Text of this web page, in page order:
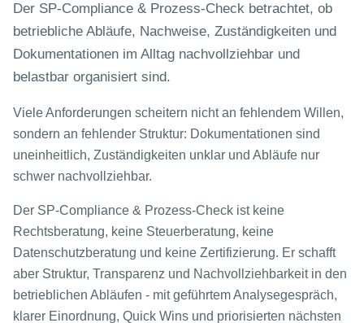
Der SP-Compliance & Prozess-Check betrachtet, ob
betriebliche Abläufe, Nachweise, Zuständigkeiten und
Dokumentationen im Alltag nachvollziehbar und
belastbar organisiert sind.
Viele Anforderungen scheitern nicht an fehlendem Willen,
sondern an fehlender Struktur: Dokumentationen sind
uneinheitlich, Zuständigkeiten unklar und Abläufe nur
schwer nachvollziehbar.
Der SP-Compliance & Prozess-Check ist keine
Rechtsberatung, keine Steuerberatung, keine
Datenschutzberatung und keine Zertifizierung. Er schafft
aber Struktur, Transparenz und Nachvollziehbarkeit in den
betrieblichen Abläufen - mit geführtem Analysegespräch,
klarer Einordnung, Quick Wins und priorisierten nächsten